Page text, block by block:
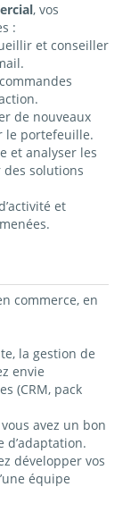
, vos
:
et conseiller
de nouveaux
le portefeuille.
et analyser les
solutions
et
commerce, en
la gestion de
envie
(CRM, pack
avez un bon
d’adaptation.
développer vos
équipe